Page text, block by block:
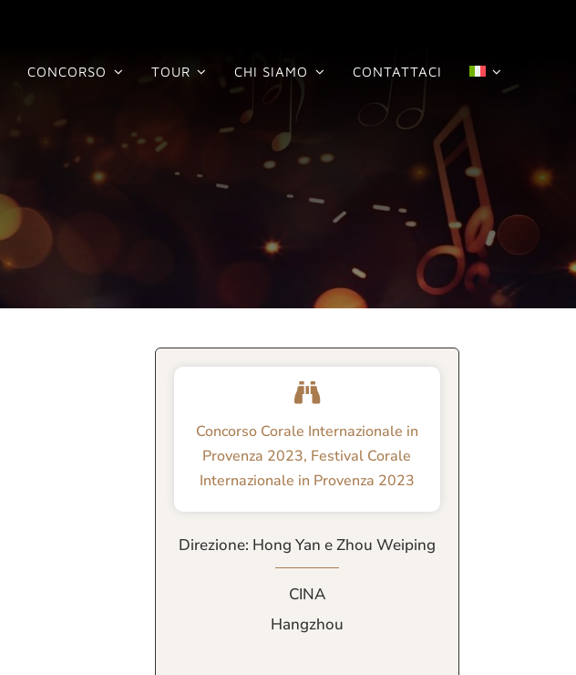
CONCORSO TOUR CHI SIAMO CONTATTACI
Concorso Corale Internazionale in
Provenza 2023, Festival Corale
Internazionale in Provenza 2023
Direzione: Hong Yan e Zhou Weiping
CINA
Hangzhou